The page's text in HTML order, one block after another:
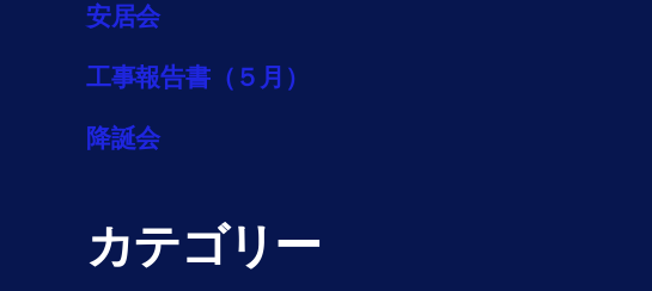
安居会
工事報告書（５月）
降誕会
カテゴリー